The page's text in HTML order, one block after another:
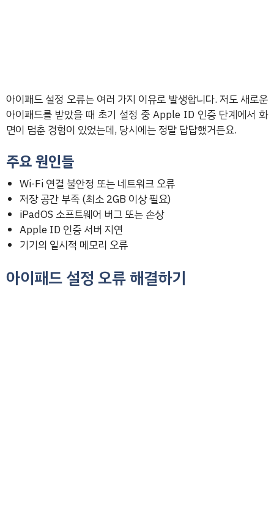
아이패드 설정 오류는 여러 가지 이유로 발생합니다. 저도 새로운
아이패드를 받았을 때 초기 설정 중 Apple ID 인증 단계에서 화
면이 멈춘 경험이 있었는데, 당시에는 정말 답답했거든요.
주요 원인들
Wi-Fi 연결 불안정 또는 네트워크 오류
저장 공간 부족 (최소 2GB 이상 필요)
iPadOS 소프트웨어 버그 또는 손상
Apple ID 인증 서버 지연
기기의 일시적 메모리 오류
아이패드 설정 오류 해결하기